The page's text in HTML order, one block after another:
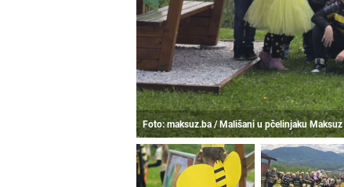
Foto: maksuz.ba / Mališani u pčelinjaku Maksuz